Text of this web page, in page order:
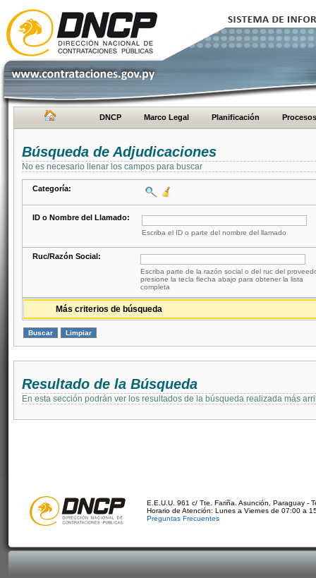
DNCP Marco Legal Planificación Procesos
Búsqueda de Adjudicaciones
No es necesario llenar los campos para buscar
Categoría:
ID o Nombre del Llamado:
Escriba el ID o parte del nombre del llamado
Ruc/Razón Social:
Escriba parte de la razón social o del ruc del
presione la tecla flecha abajo para obtener la lista
completa
Más criterios de búsqueda
Resultado de la Búsqueda
En esta sección podrán ver los resultados de la búsqueda realizada más
E.E.U.U. 961 c/ Tte. Fariña. Asunción, Paraguay -
Horario de Atención: Lunes a Viernes de 07:00 a
Preguntas Frecuentes